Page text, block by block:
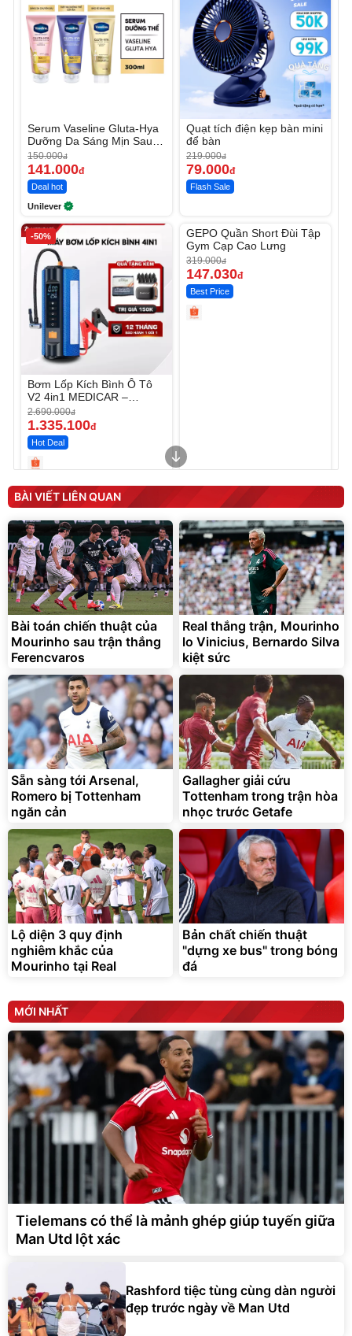
Serum Vaseline Gluta-Hya
Dưỡng Da Sáng Mịn Sau 7
Ngày
150.000đ
141.000đ
Deal hot
Unilever
Quạt tích điện kẹp bàn mini
để bàn
219.000đ
79.000đ
Flash Sale
-50%
Bơm Lốp Kích Bình Ô Tô
V2 4in1 MEDICAR –
12.000mAh
2.690.000đ
1.335.100đ
Hot Deal
-53%
GEPO Quần Short Đùi Tập
Gym Cạp Cao Lưng
319.000đ
147.030đ
Best Price
Máy ép chậm trái cây
Elmich JEE 1855OL
3.000.000đ
2.143.650đ
Flash Sale
Máy rửa xe cầm tay xịt rửa
cao áp có tạo bọt tuyết
399.000đ
Đã bán nhiều
Bạt phủ xe ô tô cao cấp,
tráng nhôm 03 lớp
392.000đ
325.000đ
Đã bán nhiều
Xe đạp điện trợ lực G-
Force C14 gấp gọn bỏ cốp
tiện lợi
9.900.000đ
7.092.000đ
Đang xem nhiều
G-FORCE VIETNA
BÀI VIẾT LIÊN QUAN
Bài toán chiến thuật của
Mourinho sau trận thắng
Ferencvaros
Real thắng trận, Mourinho
lo Vinicius, Bernardo Silva
kiệt sức
Sẵn sàng tới Arsenal,
Romero bị Tottenham
ngăn cản
Gallagher giải cứu
Tottenham trong trận hòa
nhọc trước Getafe
Lộ diện 3 quy định
nghiêm khắc của
Mourinho tại Real
Bản chất chiến thuật
"dựng xe bus" trong bóng
đá
MỚI NHẤT
Tielemans có thể là mảnh ghép giúp tuyến giữa
Man Utd lột xác
Rashford tiệc tùng cùng dàn người
đẹp trước ngày về Man Utd